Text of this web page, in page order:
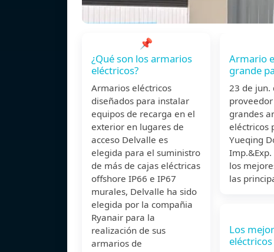
📌
¿Qué son los armarios
eléctricos?
Armarios eléctricos
diseñados para instalar
equipos de recarga en el
exterior en lugares de
acceso Delvalle es
elegida para el suministro
de más de cajas eléctricas
offshore IP66 e IP67
murales, Delvalle ha sido
elegida por la compañia
Ryanair para la
realización de sus
armarios de
Armario
grande
23 de
grandes
eléctricos
Yueqing
Imp.&Exp.
los
las
Los